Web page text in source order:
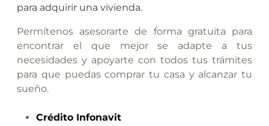
para adquirir una vivienda.
Permítenos asesorarte de forma gratuita para
encontrar el que mejor se adapte a tus
necesidades y apoyarte con todos tus trámites
para que puedas comprar tu casa y alcanzar tu
sueño.
Crédito Infonavit